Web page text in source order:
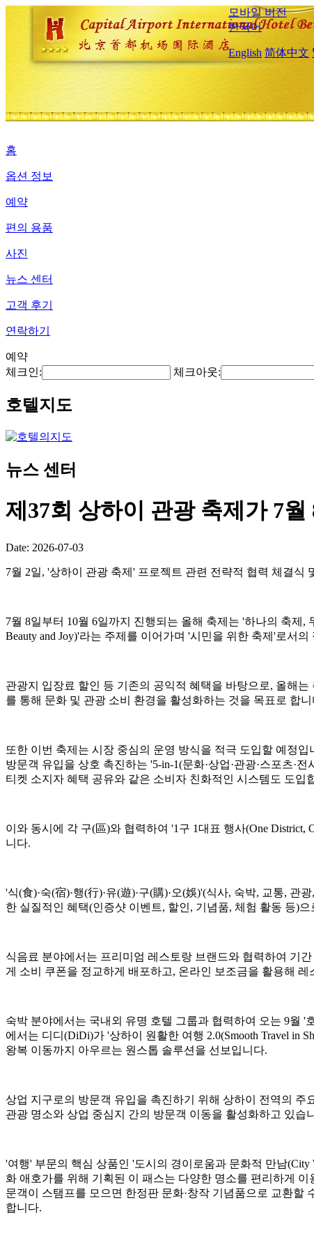
모바일 버전
한국어
English 简体中文
홈
옵션 정보
예약
편의 용품
사진
뉴스 센터
고객 후기
연락하기
예약
체크인:
체크아웃:
호텔지도
뉴스 센터
제37회 상하이 관광 축제가 7
Date: 2026-07-03
7월 2일, '상하이 관광 축제' 프로젝트 관련 전략적 협력 체결
7월 8일부터 10월 6일까지 진행되는 올해 축제는 '하나의 축제
Beauty and Joy)'라는 주제를 이어가며 '시민을 위한 축제'로서
관광지 입장료 할인 등 기존의 공익적 혜택을 바탕으로, 올해
를 통해 문화 및 관광 소비 환경을 활성화하는 것을 목표로 합니
또한 이번 축제는 시장 중심의 운영 방식을 적극 도입할 예정
방문객 유입을 상호 촉진하는 '5-in-1(문화·상업·관광·스포츠·
티켓 소지자 혜택 공유와 같은 소비자 친화적인 시스템도 도입
이와 동시에 각 구(區)와 협력하여 '1구 1대표 행사(One
니다.
'식(食)·숙(宿)·행(行)·유(遊)·구(購)·오(娛)'(식사, 숙박, 교통,
한 실질적인 혜택(인증샷 이벤트, 할인, 기념품, 체험 활동 등)
식음료 분야에서는 프리미엄 레스토랑 브랜드와 협력하여 기
게 소비 쿠폰을 정교하게 배포하고, 온라인 보조금을 활용해
숙박 분야에서는 국내외 유명 호텔 그룹과 협력하여 오는 9월
에서는 디디(DiDi)가 '상하이 원활한 여행 2.0(Smooth Travel in
왕복 이동까지 아우르는 원스톱 솔루션을 선보입니다.
상업 지구로의 방문객 유입을 촉진하기 위해 상하이 전역의
관광 명소와 상업 중심지 간의 방문객 이동을 활성화하고 있습
'여행' 부문의 핵심 상품인 '도시의 경이로움과 문화적 만남(City
화 애호가를 위해 기획된 이 패스는 다양한 명소를 편리하게
문객이 스탬프를 모으면 한정판 문화·창작 기념품으로 교환
합니다.